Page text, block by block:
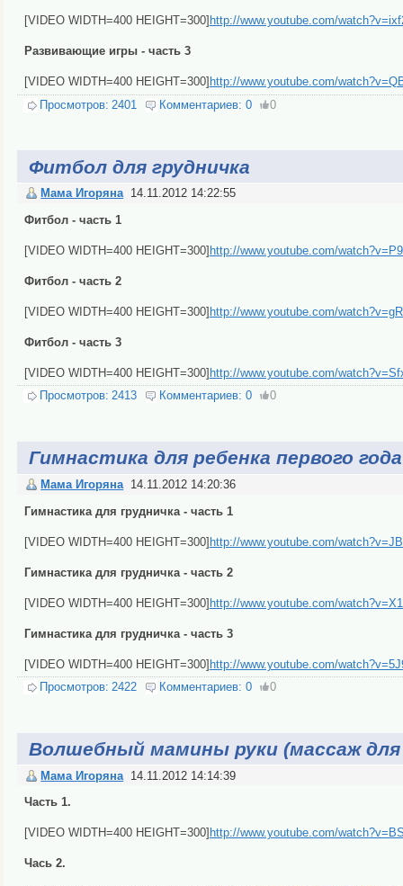
[VIDEO WIDTH=400 HEIGHT=300] http://www.youtube.com/
Развивающие игры - часть 3
[VIDEO WIDTH=400 HEIGHT=300] http://www.youtube.com/
Просмотров: 2401 Комментариев: 0 0
Фитбол для грудничка
Мама Игоряна 14.11.2012 14:22:55
Фитбол - часть 1
[VIDEO WIDTH=400 HEIGHT=300] http://www.youtube.com/
Фитбол - часть 2
[VIDEO WIDTH=400 HEIGHT=300] http://www.youtube.com/
Фитбол - часть 3
[VIDEO WIDTH=400 HEIGHT=300] http://www.youtube.com/
Просмотров: 2413 Комментариев: 0 0
Гимнастика для ребенка первого
Мама Игоряна 14.11.2012 14:20:36
Гимнастика для грудничка - часть 1
[VIDEO WIDTH=400 HEIGHT=300] http://www.youtube.com/
Гимнастика для грудничка - часть 2
[VIDEO WIDTH=400 HEIGHT=300] http://www.youtube.com/
Гимнастика для грудничка - часть 3
[VIDEO WIDTH=400 HEIGHT=300] http://www.youtube.com/
Просмотров: 2422 Комментариев: 0 0
Волшебный мамины руки (массаж для
Мама Игоряна 14.11.2012 14:14:39
Часть 1.
[VIDEO WIDTH=400 HEIGHT=300] http://www.youtube.com/
Чась 2.